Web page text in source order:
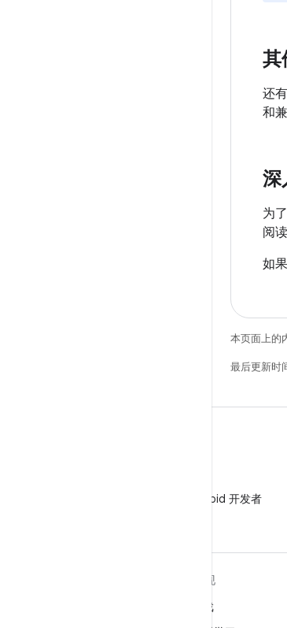
其
还
和
深
为
阅读
如
本页面上的
最后更新时
在微信中关注 Android 开发者
发现
游戏